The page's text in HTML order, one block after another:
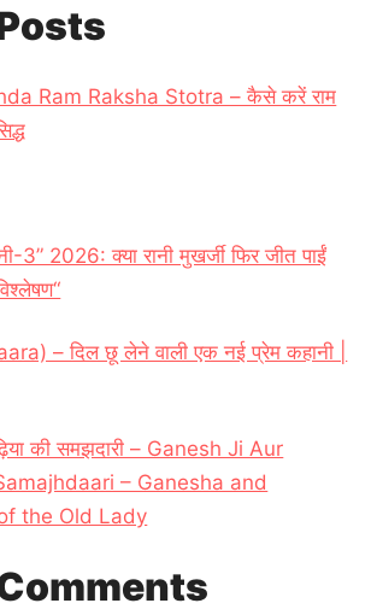
Ram Raksha Stotra – कैसे करें राम
3” 2026: क्या रानी मुखर्जी फिर जीत पाईं
– दिल छू लेने वाली एक नई प्रेम कहानी |
की समझदारी – Ganesh Ji Aur
– Ganesha and
the Old Lady